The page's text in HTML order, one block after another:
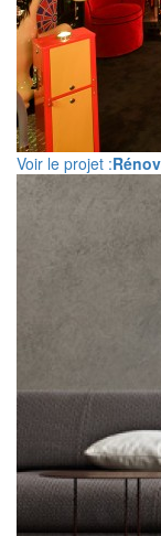
Voir le projet :